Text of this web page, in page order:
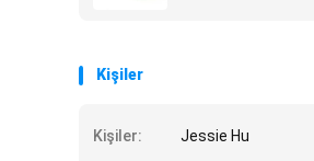
Kişiler
Kişiler:
Jessie Hu